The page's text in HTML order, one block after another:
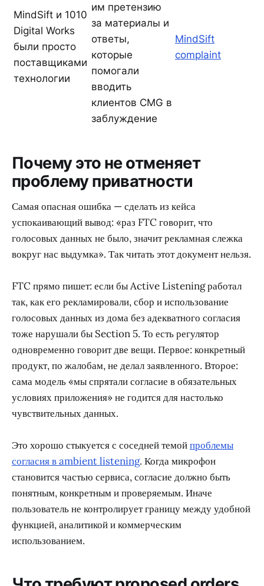
MindSift и 1010
Digital Works
были просто
поставщиками
технологии
им претензию
за материалы и
ответы,
которые
помогали
вводить
клиентов CMG в
заблуждение
MindSift
complaint
Почему это не отменяет
проблему приватности
Самая опасная ошибка — сделать из кейса
успокаивающий вывод: «раз FTC говорит, что
голосовых данных не было, значит рекламная слежка
вокруг нас выдумка». Так читать этот документ нельзя.
FTC прямо пишет: если бы Active Listening работал
так, как его рекламировали, сбор и использование
голосовых данных из дома без адекватного согласия
тоже нарушали бы Section 5. То есть регулятор
одновременно говорит две вещи. Первое: конкретный
продукт, по жалобам, не делал заявленного. Второе:
сама модель «мы спрятали согласие в обязательных
условиях приложения» не годится для настолько
чувствительных данных.
Это хорошо стыкуется с соседней темойпроблемы
согласия в ambient listening. Когда микрофон
становится частью сервиса, согласие должно быть
понятным, конкретным и проверяемым. Иначе
пользователь не контролирует границу между удобной
функцией, аналитикой и коммерческим
использованием.